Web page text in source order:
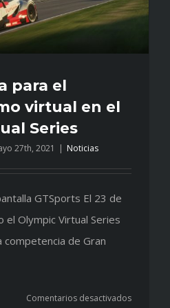
para el
virtual en el
Series
27th, 2021 | Noticias
GTSports El 23 de
el Olympic Virtual Series
de Gran
Comentarios desactivadosen